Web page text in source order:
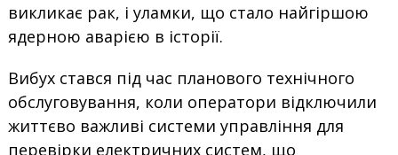
викликає рак, і уламки, що стало найгіршою
ядерною аварією в історії.
Вибух стався під час планового технічного
обслуговування, коли оператори відключили
життєво важливі системи управління для
перевірки електричних систем, що